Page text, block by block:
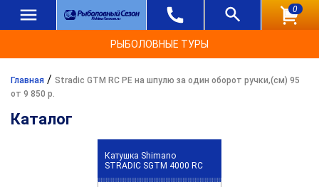
0
РЫБОЛОВНЫЕ ТУРЫ
Главная / Stradic GTM RC PE на шпулю за один оборот ручки,(см) 95
от 9 850 р.
Каталог
Катушка Shimano
STRADIC SGTM 4000 RC